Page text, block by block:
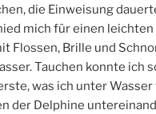
die Einweisung
mich für einen leichten
Flossen, Brille und
Tauchen konnte ich
was ich unter Wasser
der Delphine